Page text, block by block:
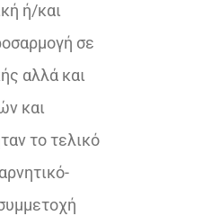
ή/και
σε
αλλά και
και
το τελικό